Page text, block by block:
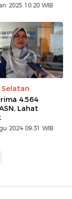
2025 10:20 WIB
4.564
Lahat
2024 09:31 WIB